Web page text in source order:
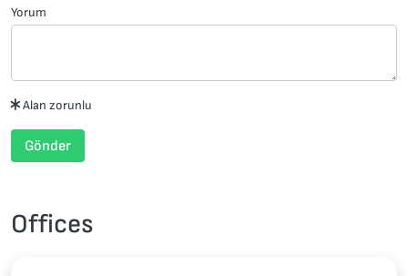
Yorum
Alan zorunlu
Gönder
Offices